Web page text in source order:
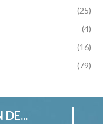
(25)
(4)
(16)
(79)
DE...